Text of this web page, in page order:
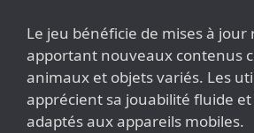
Le jeu bénéficie de mises à jour
apportant nouveaux contenus
animaux et objets variés. Les
apprécient sa jouabilité fluide
adaptés aux appareils mobiles.